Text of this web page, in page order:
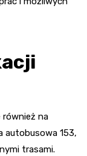
również na
autobusowa 153,
trasami.